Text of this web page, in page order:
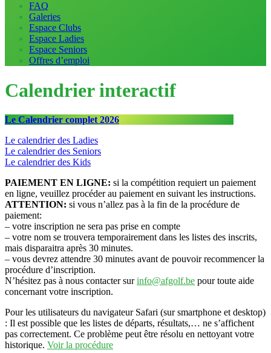
FAQ
Galeries
Espace Clubs
Espace Ladies
Espace Seniors
Offres d’emploi
Calendrier interactif
Le Calendrier complet 2026
Le calendrier des Ladies
Le calendrier des Seniors
Le calendrier des Kids
PAIEMENT EN LIGNE: si la compétition requiert un paiement
en ligne, veuillez procéder au paiement en suivant les instructions.
ATTENTION: si vous n’allez pas à la fin de la procédure de
paiement:
– votre inscription ne sera pas prise en compte
– votre nom se trouvera temporairement dans les listes des inscrits,
mais disparaitra après 30 minutes.
– vous devrez attendre 30 minutes avant de pouvoir recommencer la
procédure d’inscription.
N’hésitez pas à nous contacter surinfo@afgolf.be pour toute aide
concernant votre inscription.
Pour les utilisateurs du navigateur Safari (sur smartphone et desktop)
: Il est possible que les listes de départs, résultats,… ne s’affichent
pas correctement. Ce problème peut être résolu en nettoyant votre
historique. Voir la procédure